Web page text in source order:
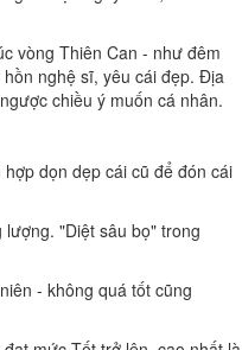
vòng Thiên Can - như đêm
nghệ sĩ, yêu cái đẹp. Địa
chiều ý muốn cá nhân.
dọn dẹp cái cũ để đón cái
"Diệt sâu bọ" trong
- không quá tốt cũng